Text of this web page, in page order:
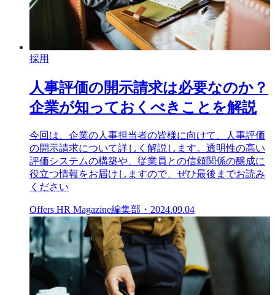
採用
人事評価の開示請求は必要なのか？
企業が知っておくべきことを解説
今回は、企業の人事担当者の皆様に向けて、人事評価
の開示請求について詳しく解説します。透明性の高い
評価システムの構築や、従業員との信頼関係の醸成に
役立つ情報をお届けしますので、ぜひ最後までお読み
ください
Offers HR Magazine編集部 ・ 2024.09.04